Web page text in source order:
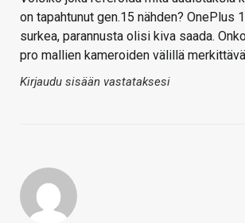
on tapahtunut gen.15 nähden? OnePlus
surkea, parannusta olisi kiva saada.
pro mallien kameroiden välillä
Kirjaudu sisään vastataksesi